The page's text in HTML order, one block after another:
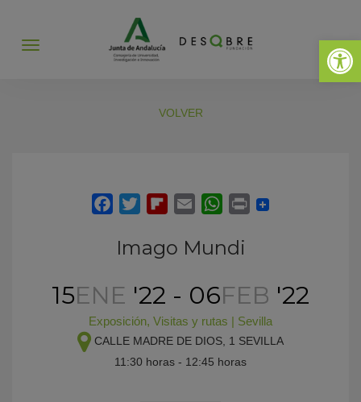
Abrir
Abrir
VOLVER
Imago Mundi
15ENE '22 - 06FEB '22
Exposición, Visitas y rutas | Sevilla
CALLE MADRE DE DIOS, 1 SEVILLA
11:30 horas - 12:45 horas